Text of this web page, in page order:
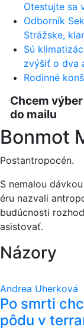
Otestujte sa
Odborník
Strážske,
Sú
zvýšiť o dva
Rodinné
Chcem
do mailu
Bonmot
Postantropocén.
S nemalou
éru nazvali
budúcnosti
asistovať.
Názory
Andrea Uherková
Po smrti
pôdu v